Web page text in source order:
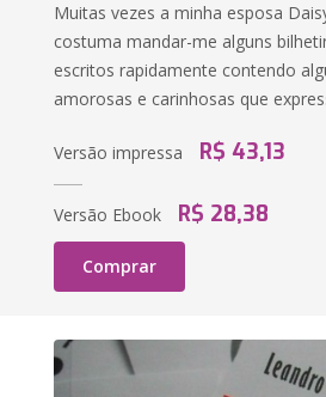
Muitas vezes a minha esposa
costuma mandar-me alguns
escritos rapidamente contendo
amorosas e carinhosas que
Versão impressa R$ 43,13
Versão Ebook R$ 28,38
Comprar